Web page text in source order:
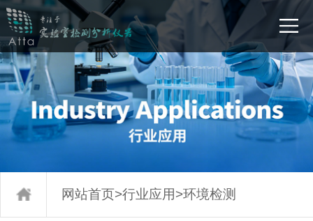
网站首页>行业应用>环境检测